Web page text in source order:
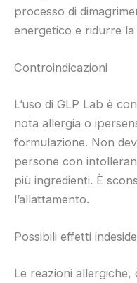
processo di
energetico e ridurre
Controindicazioni
L’uso di GLP Lab è
nota allergia o
formulazione. Non
persone con
più ingredienti. È
l’allattamento.
Possibili effetti
Le reazioni